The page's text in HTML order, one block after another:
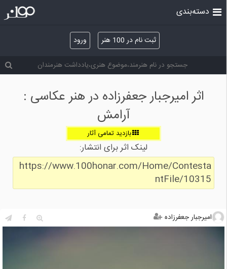
ثبت نام در 100 هنر ورود
دسته‌بندی
اثر امیرجبار جعفرزاده در هنر عکاسی :
آرامش
بازدید تمامی آثار
لینک اثر برای انتشار:
https://www.100honar.com/Home/Contesta
ntFile/10315
امیرجبار جعفرزاده